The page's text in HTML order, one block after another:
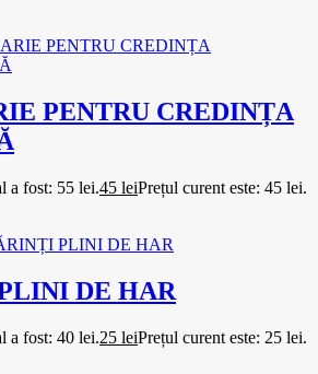
PENTRU CREDINȚA
a fost: 55 lei.45 leiPrețul curent este: 45 lei.
DE HAR
a fost: 40 lei.25 leiPrețul curent este: 25 lei.